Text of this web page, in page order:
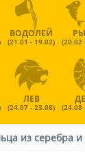
ВОДОЛЕЙ
(21.01 - 19.02) (20.02
ЛЕВ
(24.07 - 23.08) (24.08
из серебра и